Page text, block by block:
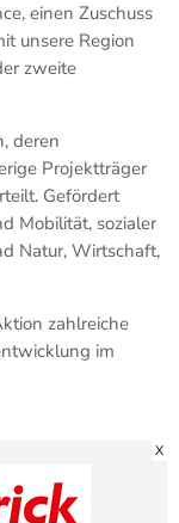
einen Zuschuss
unsere Region
zweite
deren
Projektträger
Gefördert
Mobilität, sozialer
Natur, Wirtschaft,
zahlreiche
im
X